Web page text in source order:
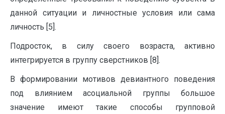
данной ситуации и личностные условия или сама
личность [5].
Подросток, в силу своего возраста, активно
интегрируется в группу сверстников [8].
В формировании мотивов девиантного поведения
под влиянием асоциальной группы большое
значение имеют такие способы групповой